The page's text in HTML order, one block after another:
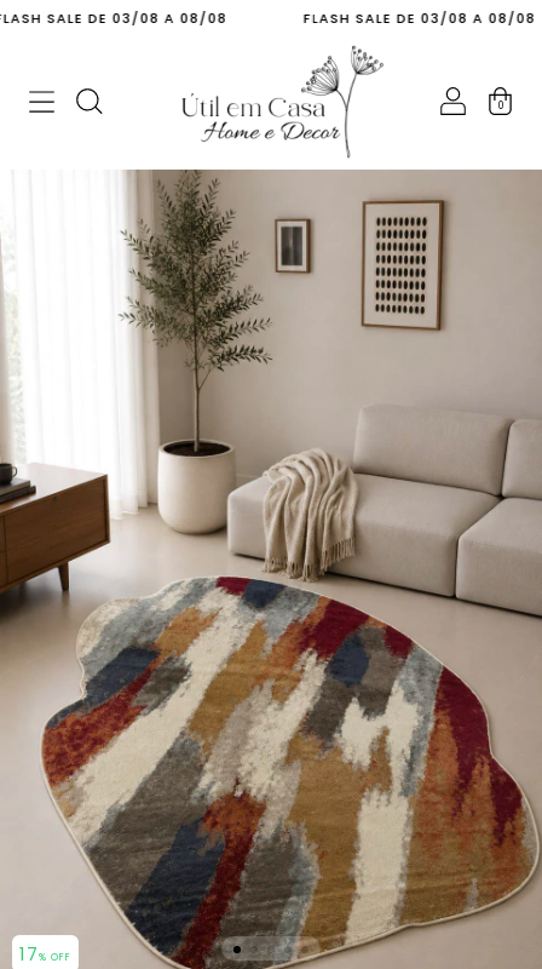
SALE DE 03/08 A 08/08 FLASH SALE DE 03/08 A 08/08
0
17% OFF